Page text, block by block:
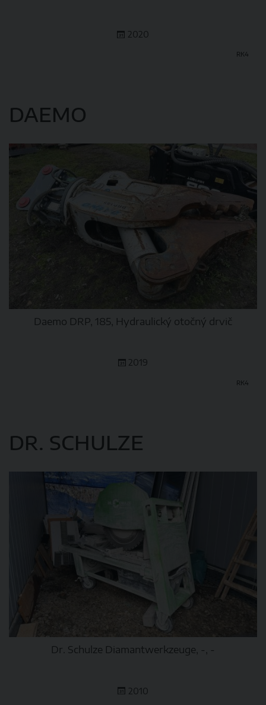
2020
RK4
DAEMO
Daemo DRP, 185, Hydraulický otočný drvič
2019
RK4
DETAIL
DR. SCHULZE
Dr. Schulze Diamantwerkzeuge, -, -
2010